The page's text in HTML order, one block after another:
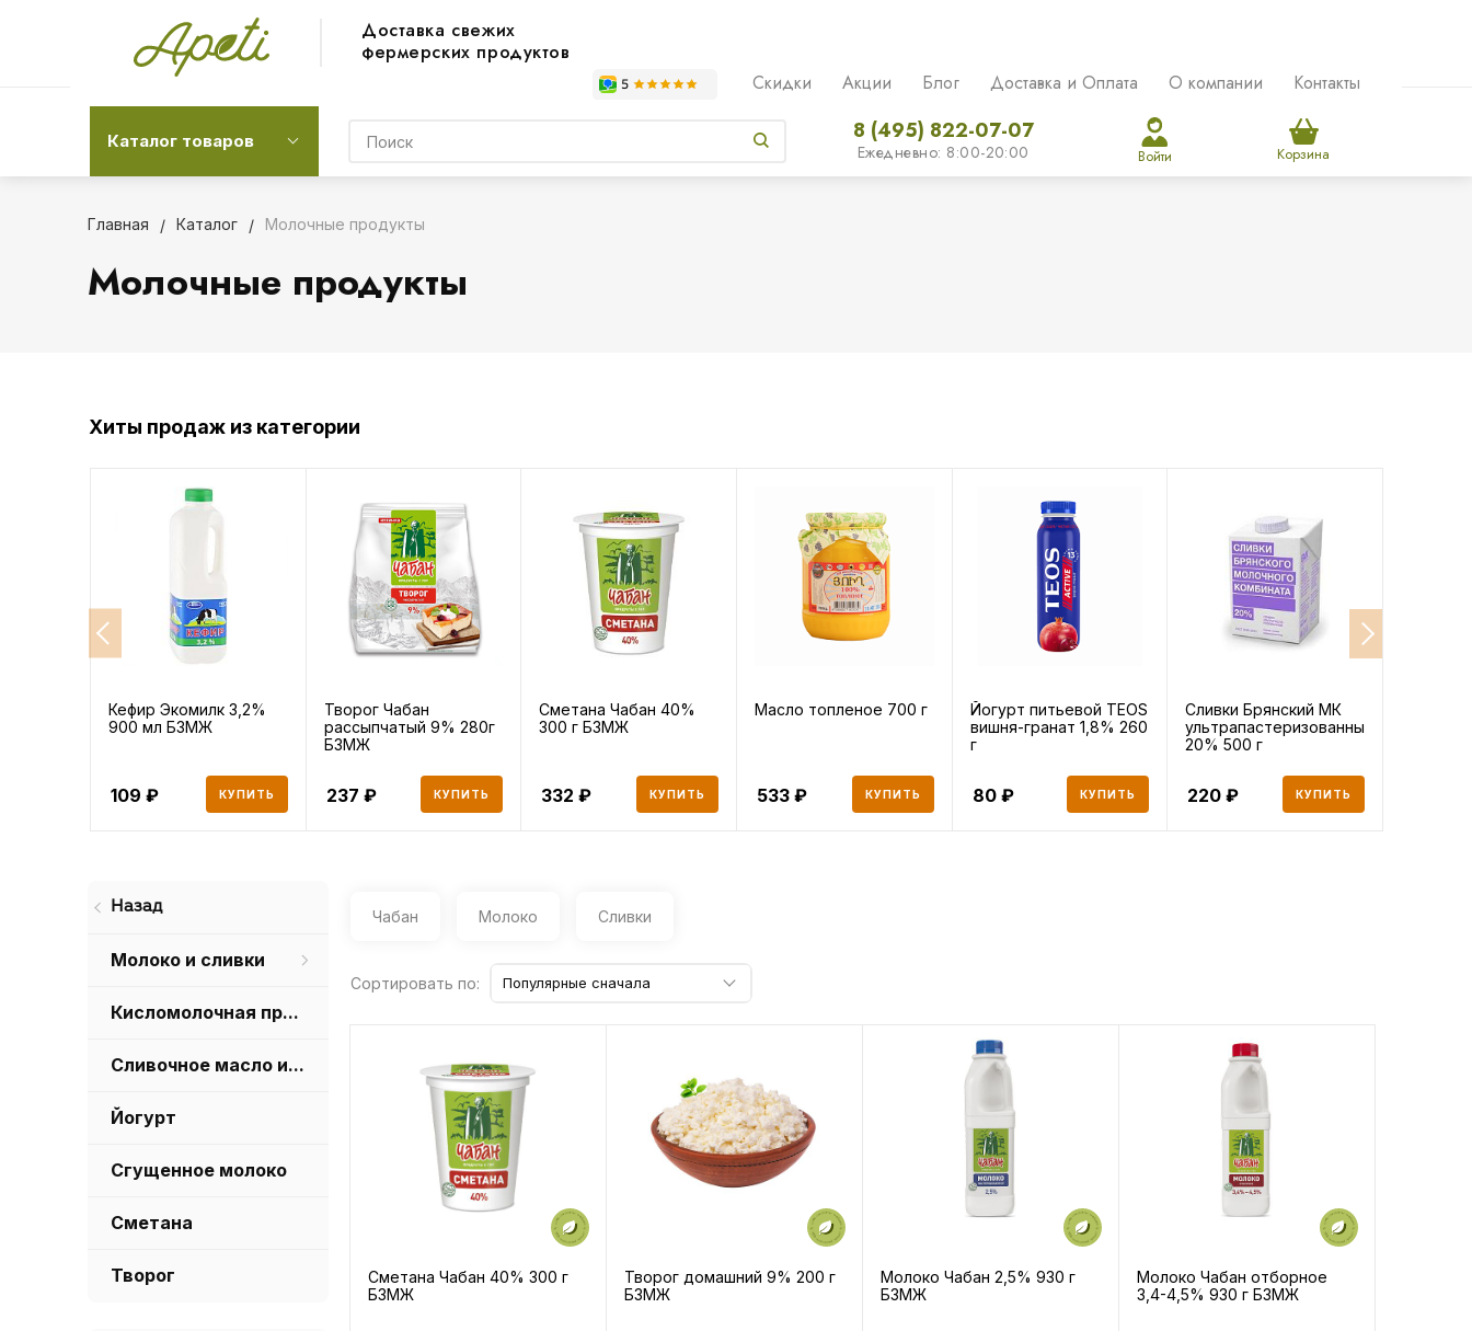
Доставка свежих
фермерских продуктов
Скидки Акции Блог Доставка и Оплата О компании Контакты
Каталог товаров 8 (495) 822-07-07
Ежедневно: 8:00-20:00 Войти Корзина
Главная Каталог Молочные продукты
Молочные продукты
Хиты продаж из категории
Кефир Экомилк 3,2%
900 мл БЗМЖ
109 КУПИТЬ
Творог Чабан
рассыпчатый 9% 280г
БЗМЖ
237 КУПИТЬ
Сметана Чабан 40%
300 г БЗМЖ
332 КУПИТЬ
Масло топленое 700 г
533 КУПИТЬ
Йогурт питьевой TEOS
вишня-гранат 1,8% 260
г
80 КУПИТЬ
Сливки Брянский МК
ультрапастеризованные
20% 500 г
220 КУПИТЬ
Назад
Молоко и сливки
Кисломолочная продукция
Сливочное масло и маргарин
Йогурт
Сгущенное молоко
Сметана
Творог
Чабан Молоко Сливки
Сортировать по: Популярные сначала
Сметана Чабан 40% 300 г
БЗМЖ
Творог домашний 9% 200 г
БЗМЖ
Молоко Чабан 2,5% 930 г
БЗМЖ
Молоко Чабан отборное
3,4-4,5% 930 г БЗМЖ